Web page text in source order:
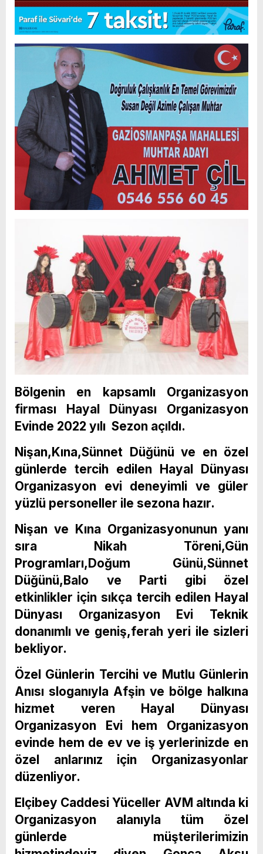
Bölgenin en kapsamlı Organizasyon
firması Hayal Dünyası Organizasyon
Evinde 2022 yılı Sezon açıldı.
Nişan,Kına,Sünnet Düğünü ve en özel
günlerde tercih edilen Hayal Dünyası
Organizasyon evi deneyimli ve güler
yüzlü personeller ile sezona hazır.
Nişan ve Kına Organizasyonunun yanı
sıra Nikah Töreni,Gün
Programları,Doğum Günü,Sünnet
Düğünü,Balo ve Parti gibi özel
etkinlikler için sıkça tercih edilen Hayal
Dünyası Organizasyon Evi Teknik
donanımlı ve geniş,ferah yeri ile sizleri
bekliyor.
Özel Günlerin Tercihi ve Mutlu Günlerin
Anısı sloganıyla Afşin ve bölge halkına
hizmet veren Hayal Dünyası
Organizasyon Evi hem Organizasyon
evinde hem de ev ve iş yerlerinizde en
özel anlarınız için Organizasyonlar
düzenliyor.
Elçibey Caddesi Yüceller AVM altında ki
Organizasyon alanıyla tüm özel
günlerde müşterilerimizin